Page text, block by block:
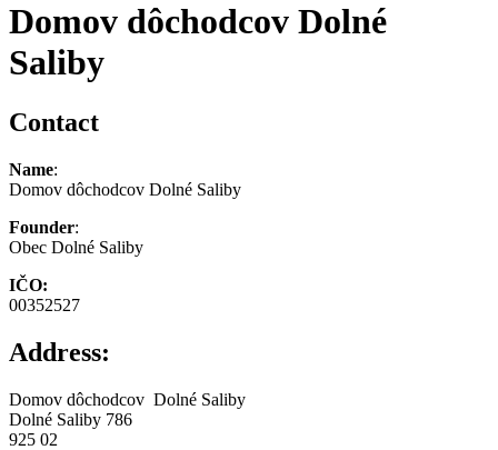
Domov dôchodcov Dolné
Saliby
Contact
Name:
Domov dôchodcov Dolné Saliby
Founder:
Obec Dolné Saliby
IČO:
00352527
Address:
Domov dôchodcov Dolné Saliby
Dolné Saliby 786
925 02